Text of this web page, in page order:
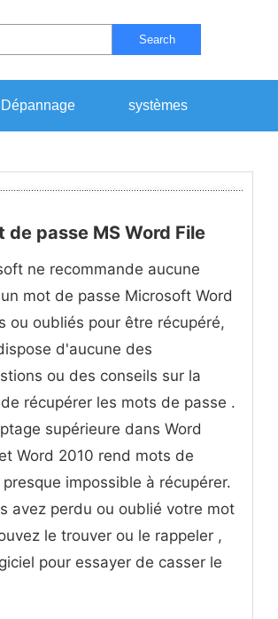
Search
Dépannage systèmes
passe MS Word File
ne recommande aucune
mot de passe Microsoft Word
ou oubliés pour être récupéré,
d'aucune des
ou des conseils sur la
récupérer les mots de passe .
supérieure dans Word
Word 2010 rend mots de
presque impossible à récupérer.
avez perdu ou oublié votre mot
le trouver ou le rappeler ,
pour essayer de casser le